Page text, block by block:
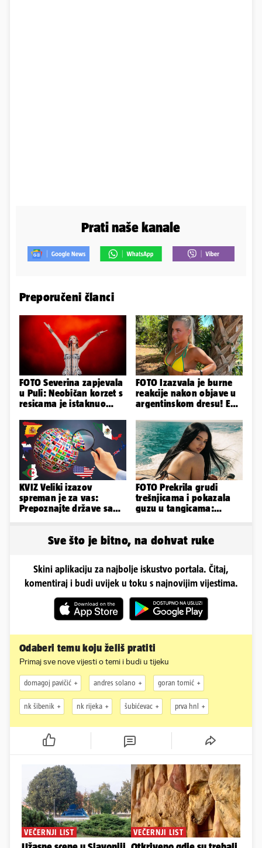
Prati naše kanale
Preporučeni članci
FOTO Severina zapjevala
u Puli: Neobičan korzet s
resicama je istaknuo
FOTO Izazvala je burne
reakcije nakon objave u
argentinskom dresu! Evo
KVIZ Veliki izazov
spreman je za vas:
Prepoznajte države samo
FOTO Prekrila grudi
trešnjicama i pokazala
guzu u tangicama:
Sve što je bitno, na dohvat ruke
Skini aplikaciju za najbolje iskustvo portala. Čitaj,
komentiraj i budi uvijek u toku s najnovijim vijestima.
Odaberi temu koju želiš pratiti
Primaj sve nove vijesti o temi i budi u tijeku
domagoj pavičić andres solano goran tomić
nk šibenik nk rijeka šubićevac prva hnl